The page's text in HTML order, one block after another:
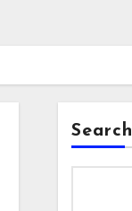
Search